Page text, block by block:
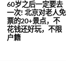
60岁之后一定要去
一次! 北京对老人免
票的20+景点，不
花钱还好玩，不限
户籍